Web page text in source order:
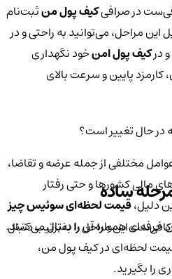
در صرافیکیف پول منثبت‌نام
مراحل، می‌توانید به راحتی و در
کیف پول امنخود نگهداری
پایین و سرعت بالای
حال تغییر است؟
مختلفی از جمله عرضه و تقاضا،
مالی کشورها و حتی رفتار
دلیل،قیمت لحظه‌ای سوئیس چیز
همواره آن را دنبال می‌کنند.
لحظه‌ای در کیف پول من،
را بگیرید.
این مراحل را به‌ترتیب دنبال